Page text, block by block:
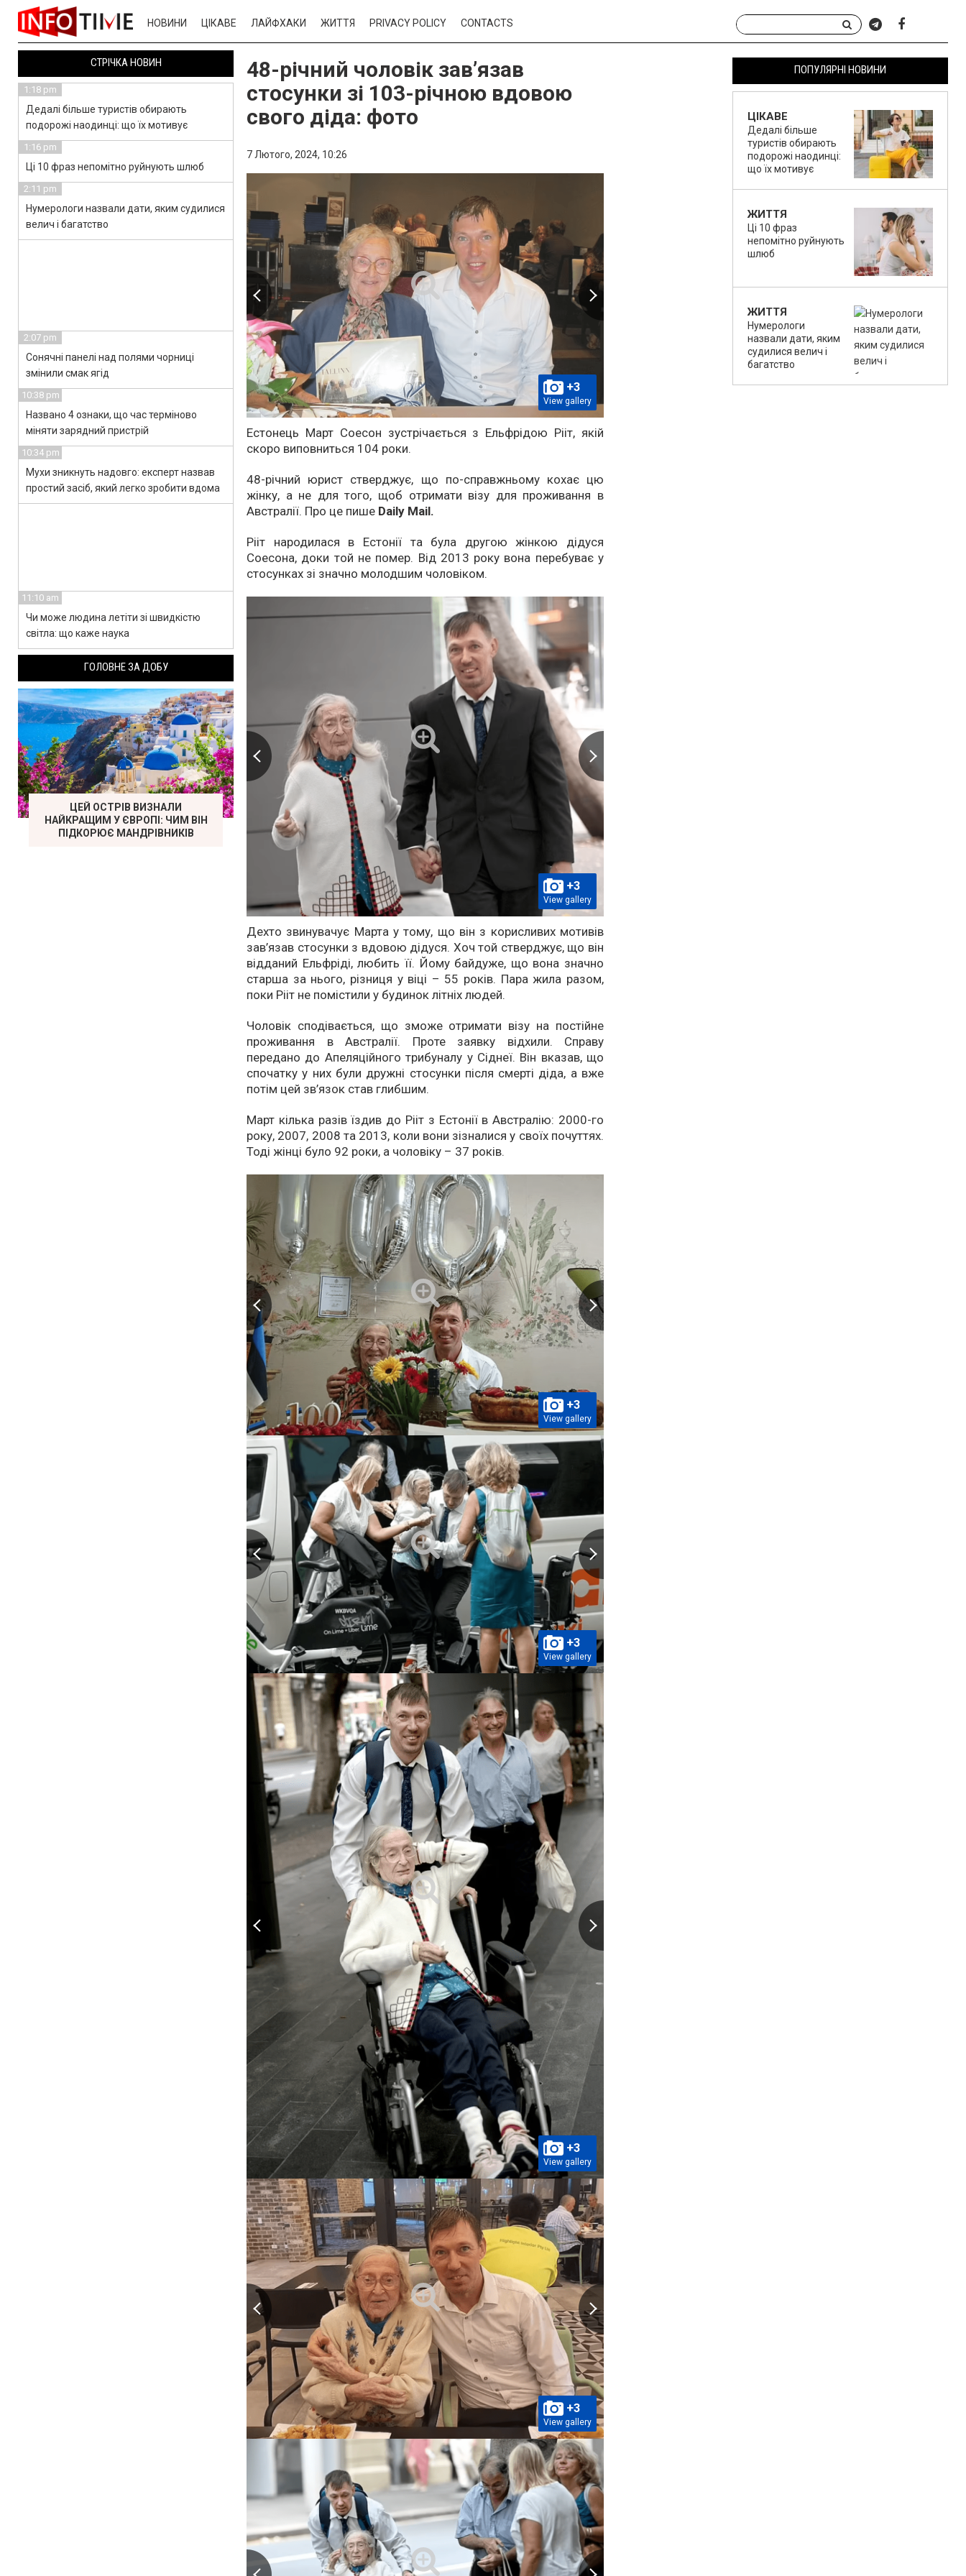
НОВИНИ ЦІКАВЕ ЛАЙФХАКИ ЖИТТЯ PRIVACY POLICY CONTACTS
48-річний чоловік зав’язав
стосунки зі 103-річною вдовою
свого діда: фото
7 Лютого, 2024, 10:26
+3
View gallery
Естонець Март Соесон зустрічається з Ельфрідою Рііт, якій
скоро виповниться 104 роки.
48-річний юрист стверджує, що по-справжньому кохає цю
жінку, а не для того, щоб отримати візу для проживання в
Австралії. Про це пише Daily Mail.
Рііт народилася в Естонії та була другою жінкою дідуся
Соесона, доки той не помер. Від 2013 року вона перебуває у
стосунках зі значно молодшим чоловіком.
+3
View gallery
Дехто звинувачує Марта у тому, що він з корисливих мотивів
зав’язав стосунки з вдовою дідуся. Хоч той стверджує, що він
відданий Ельфріді, любить її. Йому байдуже, що вона значно
старша за нього, різниця у віці – 55 років. Пара жила разом,
поки Рііт не помістили у будинок літніх людей.
Чоловік сподівається, що зможе отримати візу на постійне
проживання в Австралії. Проте заявку відхили. Справу
передано до Апеляційного трибуналу у Сіднеї. Він вказав, що
спочатку у них були дружні стосунки після смерті діда, а вже
потім цей зв’язок став глибшим.
Март кілька разів їздив до Рііт з Естонії в Австралію: 2000-го
року, 2007, 2008 та 2013, коли вони зізналися у своїх почуттях.
Тоді жінці було 92 роки, а чоловіку – 37 років.
+3
View gallery
+3
View gallery
+3
View gallery
+3
View gallery
ПОПУЛЯРНІ НОВИНИ
ЦІКАВЕ
Дедалі більше
туристів обирають
подорожі наодинці:
що їх мотивує
ЖИТТЯ
Ці 10 фраз
непомітно руйнують
шлюб
ЖИТТЯ
Нумерологи
назвали дати, яким
судилися велич і
багатство
СТРІЧКА НОВИН
1:18 pm
Дедалі більше туристів обирають
подорожі наодинці: що їх мотивує
1:16 pm
Ці 10 фраз непомітно руйнують шлюб
2:11 pm
Нумерологи назвали дати, яким судилися
велич і багатство
2:07 pm
Сонячні панелі над полями чорниці
змінили смак ягід
10:38 pm
Названо 4 ознаки, що час терміново
міняти зарядний пристрій
10:34 pm
Мухи зникнуть надовго: експерт назвав
простий засіб, який легко зробити вдома
11:10 am
Чи може людина летіти зі швидкістю
світла: що каже наука
ГОЛОВНЕ ЗА ДОБУ
ЦЕЙ ОСТРІВ ВИЗНАЛИ
НАЙКРАЩИМ У ЄВРОПІ: ЧИМ ВІН
ПІДКОРЮЄ МАНДРІВНИКІВ